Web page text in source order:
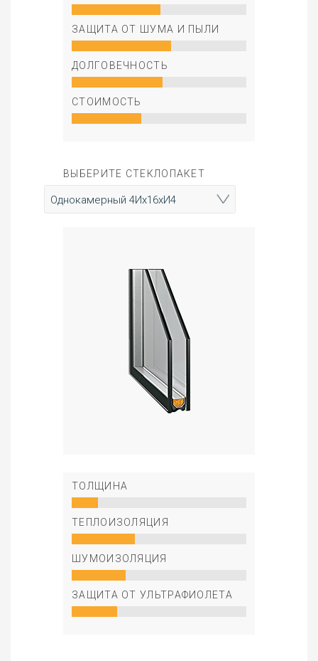
ЗАЩИТА ОТ ШУМА И ПЫЛИ
ДОЛГОВЕЧНОСТЬ
СТОИМОСТЬ
ВЫБЕРИТЕ СТЕКЛОПАКЕТ
ТОЛЩИНА
ТЕПЛОИЗОЛЯЦИЯ
ШУМОИЗОЛЯЦИЯ
ЗАЩИТА ОТ УЛЬТРАФИОЛЕТА